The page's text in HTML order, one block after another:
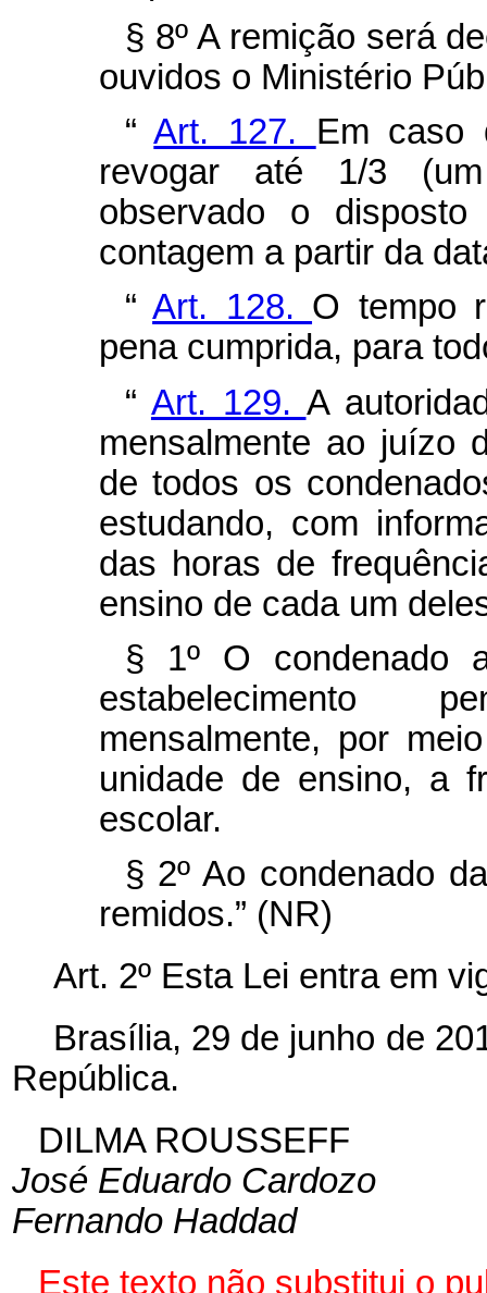
§ 8º A remição será
ouvidos o Ministério
“Art. 127. Em caso
revogar até 1/3
observado o
contagem a partir da
“Art. 128. O tempo
pena cumprida, para
“ Art. 129. A
mensalmente ao juízo
de todos os
estudando, com
das horas de
ensino de cada um
§ 1º O condenado
estabelecimento
mensalmente, por
unidade de ensino, a
escolar.
§ 2º Ao condenado
remidos.” (NR)
Art. 2º Esta Lei entra em
Brasília, 29 de junho de
República.
DILMA ROUSSEFF
José Eduardo Cardozo
Fernando Haddad
Este texto não substitui o